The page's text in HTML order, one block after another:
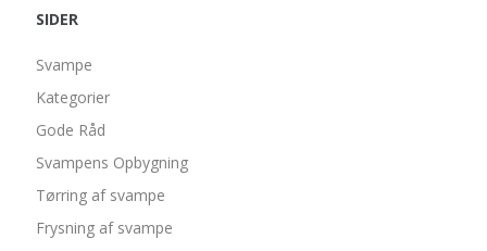
SIDER
Svampe
Kategorier
Gode Råd
Svampens Opbygning
Tørring af svampe
Frysning af svampe